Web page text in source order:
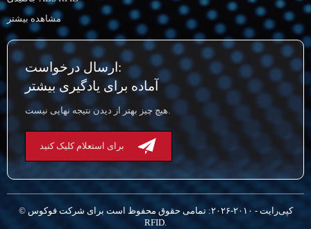
مشاهده بیشتر
ارسال درخواست:
آماده برای یادگیری بیشتر
برای استعلام کلیک کنید
© کپی‌رایت - ۲۰۱۰-۲۰۲۶: تمامی حقوق محفوظ است برای شرکت فوکوس
RFID.